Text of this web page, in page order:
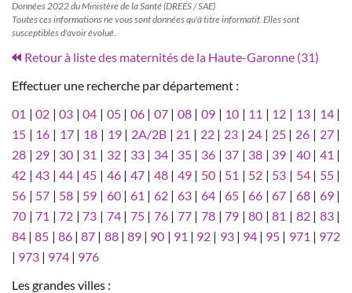
Données 2022 du Ministère de la Santé (DREES / SAE)
Toutes ces informations ne vous sont données qu'à titre informatif. Elles sont
susceptibles d'avoir évolué.
Retour à liste des maternités de la Haute-Garonne (31)
Effectuer une recherche par département :
01 |02 |03 |04 | 05| 06| 07| 08| 09 | 10 | 11 | 12 | 13| 14|
15 | 16 | 17| 18 | 19| 2A/2B| 21 | 22| 23 | 24 | 25| 26 | 27|
28 | 29 | 30 | 31 | 32| 33| 34| 35| 36 | 37 | 38 | 39 | 40| 41 |
42 |43 |44 |45 | 46| 47| 48| 49| 50 | 51 | 52 | 53 | 54| 55|
56 | 57 | 58 | 59 | 60| 61 | 62| 63| 64 |65 |66 |67 | 68| 69|
70 |71 |72 |73 | 74| 75| 76| 77| 78 |79 |80 |81 | 82| 83|
84 |85 | 86|87 | 88| 89| 90 | 91 | 92 | 93| 94| 95 | 971 | 972
| 973 | 974 | 976
Les grandes villes :